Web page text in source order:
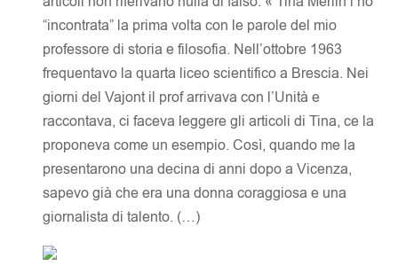
“incontrata” la prima volta con le parole del mio
professore di storia e filosofia. Nell’ottobre 1963
frequentavo la quarta liceo scientifico a Brescia. Nei
giorni del Vajont il prof arrivava con l’Unità e
raccontava, ci faceva leggere gli articoli di Tina, ce la
proponeva come un esempio. Così, quando me la
presentarono una decina di anni dopo a Vicenza,
sapevo già che era una donna coraggiosa e una
giornalista di talento. (…)